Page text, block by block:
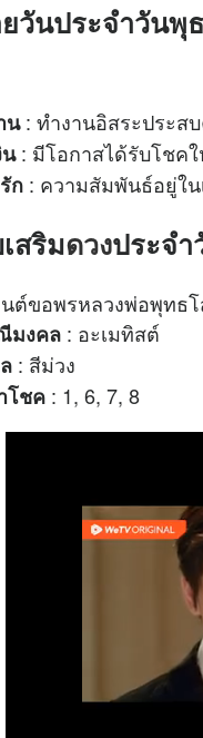
วันประจำวันพุ
น : ทำงานอิสระประส
น : มีโอกาสได้รับโชค
ก : ความสัมพันธ์อยู่ใ
สริมดวงประจ
ต์ขอพรหลวงพ่อพุทธโ
มงคล : อะเมทิสต์
: สีม่วง
โชค : 1, 6, 7, 8